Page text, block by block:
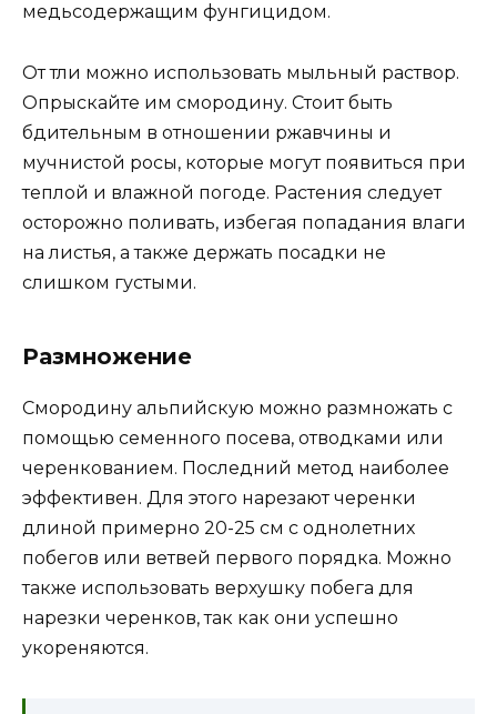
медьсодержащим фунгицидом.
От тли можно использовать мыльный раствор.
Опрыскайте им смородину. Стоит быть
бдительным в отношении ржавчины и
мучнистой росы, которые могут появиться при
теплой и влажной погоде. Растения следует
осторожно поливать, избегая попадания влаги
на листья, а также держать посадки не
слишком густыми.
Размножение
Смородину альпийскую можно размножать с
помощью семенного посева, отводками или
черенкованием. Последний метод наиболее
эффективен. Для этого нарезают черенки
длиной примерно 20-25 см с однолетних
побегов или ветвей первого порядка. Можно
также использовать верхушку побега для
нарезки черенков, так как они успешно
укореняются.